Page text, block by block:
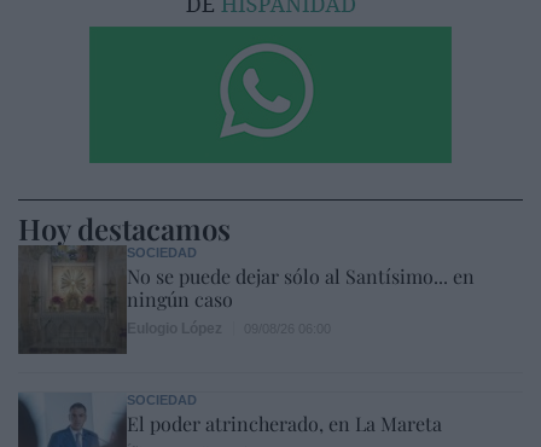
Hoy destacamos
SOCIEDAD
No se puede dejar sólo al Santísimo... en
ningún caso
SOCIEDAD
El poder atrincherado, en La Mareta